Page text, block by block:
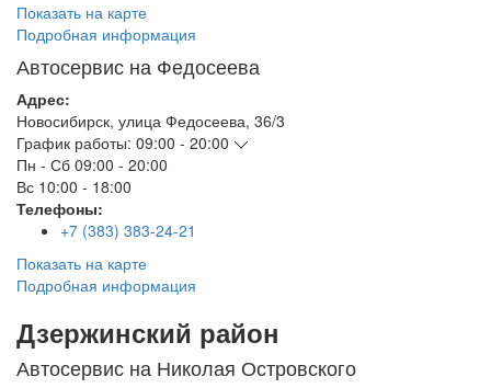
Показать на карте
Подробная информация
Автосервис на Федосеева
Адрес:
Новосибирск, улица Федосеева, 36/3
График работы: 09:00 - 20:00
Пн - Сб 09:00 - 20:00
Вс 10:00 - 18:00
Телефоны:
+7 (383) 383-24-21
Показать на карте
Подробная информация
Дзержинский район
Автосервис на Николая Островского